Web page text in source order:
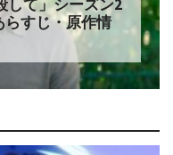
して」シーズン2
らすじ・原作情